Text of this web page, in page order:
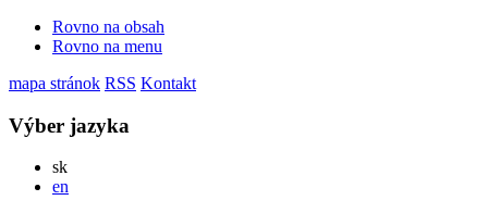
Rovno na obsah
Rovno na menu
mapa stránok RSS Kontakt
Výber jazyka
skSlovensky
en